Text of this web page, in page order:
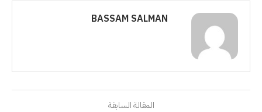
BASSAM SALMAN
المقالة السابقة